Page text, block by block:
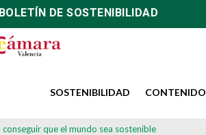
DE SOSTENIBILIDAD
SOSTENIBILIDAD CONTENIDO
que el mundo sea sostenible